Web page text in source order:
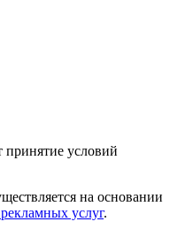
принятие условий
на основании
услуг.